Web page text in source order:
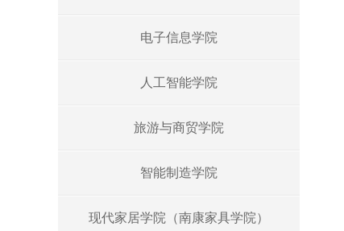
电子信息学院
人工智能学院
旅游与商贸学院
智能制造学院
现代家居学院（南康家具学院）